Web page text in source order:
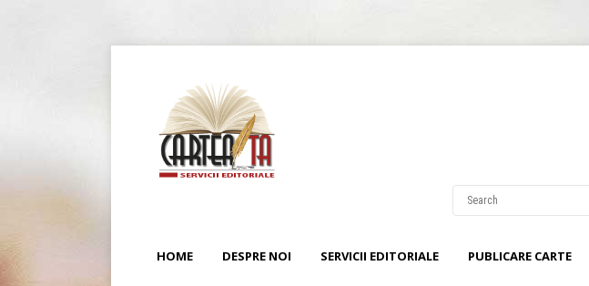
HOME DESPRE NOI SERVICII EDITORIALE PUBLICARE CARTE
Password
Remember Me